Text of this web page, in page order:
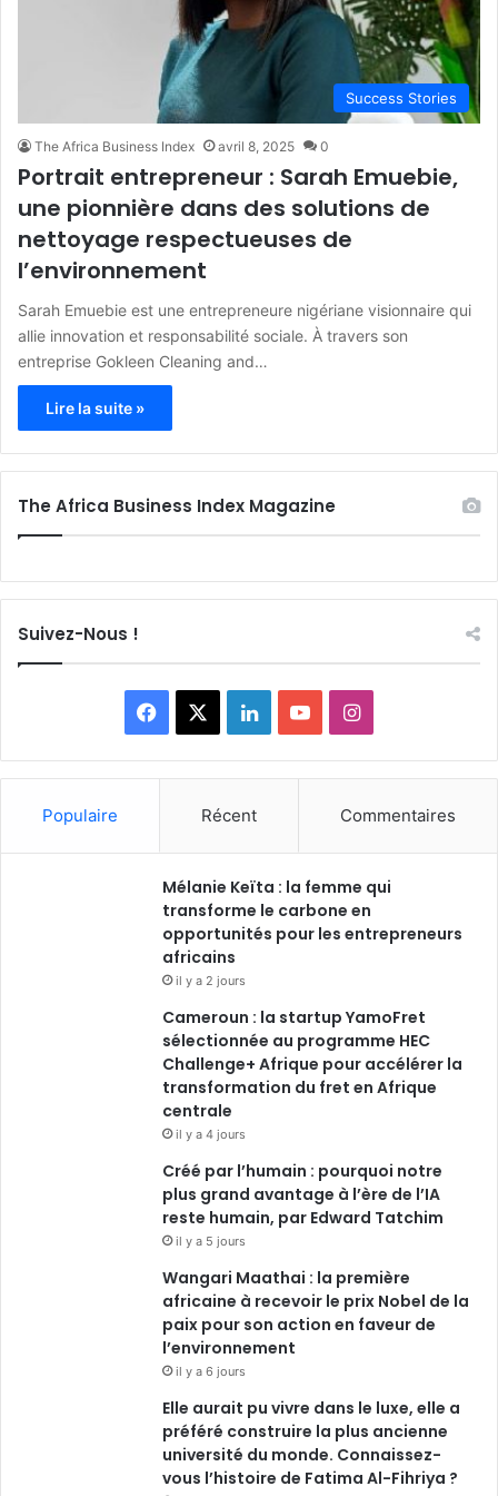
Success Stories
The Africa Business Index avril 8, 2025 0
Portrait entrepreneur : Sarah Emuebie,
une pionnière dans des solutions de
nettoyage respectueuses de
l’environnement
Sarah Emuebie est une entrepreneure nigériane visionnaire qui
allie innovation et responsabilité sociale. À travers son
entreprise Gokleen Cleaning and…
Lire la suite »
The Africa Business Index Magazine
Suivez-Nous !
a
b
o
o
k
L
i
e
d
n
o
u
b
I
n
a
g
a
m
Populaire Récent Commentaires
Mélanie Keïta : la femme qui
transforme le carbone en
opportunités pour les entrepreneurs
africains
il y a 2 jours
Cameroun : la startup YamoFret
sélectionnée au programme HEC
Challenge+ Afrique pour accélérer la
transformation du fret en Afrique
centrale
il y a 4 jours
Créé par l’humain : pourquoi notre
plus grand avantage à l’ère de l’IA
reste humain, par Edward Tatchim
il y a 5 jours
Wangari Maathai : la première
africaine à recevoir le prix Nobel de la
paix pour son action en faveur de
l’environnement
il y a 6 jours
Elle aurait pu vivre dans le luxe, elle a
préféré construire la plus ancienne
université du monde. Connaissez-
vous l’histoire de Fatima Al-Fihriya ?